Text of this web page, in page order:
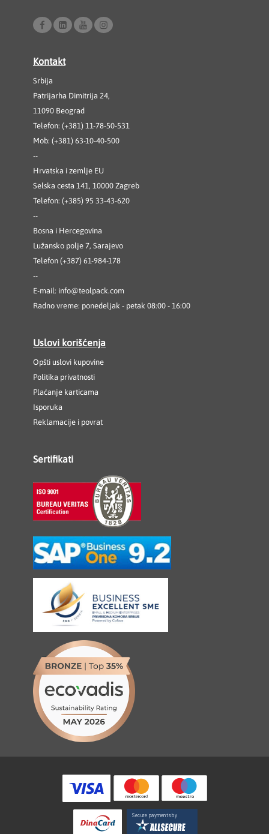
Kontakt
Srbija
Patrijarha Dimitrija 24,
11090 Beograd
Telefon: (+381) 11-78-50-531
Mob: (+381) 63-10-40-500
--
Hrvatska i zemlje EU
Selska cesta 141, 10000 Zagreb
Telefon: (+385) 95 33-43-620
--
Bosna i Hercegovina
Lužansko polje 7, Sarajevo
Telefon (+387) 61-984-178
--
E-mail: info@teolpack.com
Radno vreme: ponedeljak - petak 08:00 - 16:00
Uslovi korišćenja
Opšti uslovi kupovine
Politika privatnosti
Plaćanje karticama
Isporuka
Reklamacije i povrat
Sertifikati